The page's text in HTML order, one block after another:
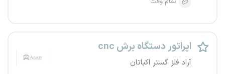
اپراتور دستگاه برش cnc
آراد فلز گستر اکباتان